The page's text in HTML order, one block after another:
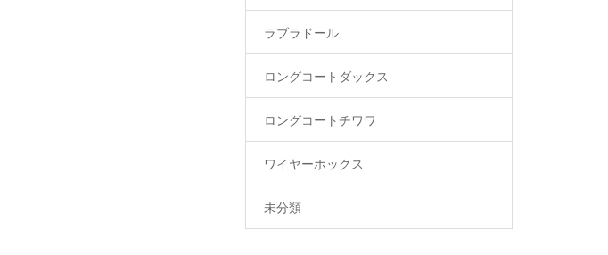
ラブラドール
ロングコートダックス
ロングコートチワワ
ワイヤーホックス
未分類